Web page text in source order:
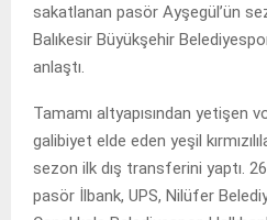
sakatlanan pasör Ayşegül’ün
Balıkesir Büyükşehir
anlaştı.
Tamamı altyapısından yetişen
galibiyet elde eden yeşil
sezon ilk dış transferini yaptı.
pasör İlbank, UPS, Nilüfer